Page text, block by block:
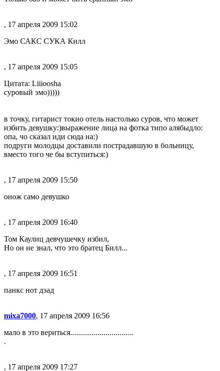
, 17 апреля 2009 15:02
Эмо САКС СУКА Килл
, 17 апреля 2009 15:05
Цитата: Liiioosha
суровый эмо)))))
в точку, гитарист токио отель настолько суров, что может
избить девушку:)выражение лица на фотка типо алябыдло:
опа, чо сказал иди сюда на:)
подруги молодцы доставили пострадавшую в больницу,
вместо того че бы вступиться:)
, 17 апреля 2009 15:50
онож само девушко
, 17 апреля 2009 16:40
Том Каулиц девчушечку избил,
Но он не знал, что это братец Билл...
, 17 апреля 2009 16:51
панкс нот дэад
mixa7000, 17 апреля 2009 16:56
мало в это вериться................................
.
, 17 апреля 2009 17:27